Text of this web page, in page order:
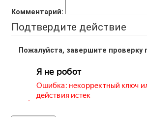
Комментарий:
Подтвердите действие
Пожалуйста, завершите проверку